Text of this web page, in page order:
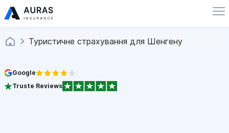
Туристичне страхування для Шенгену
Google
Truste Reviews